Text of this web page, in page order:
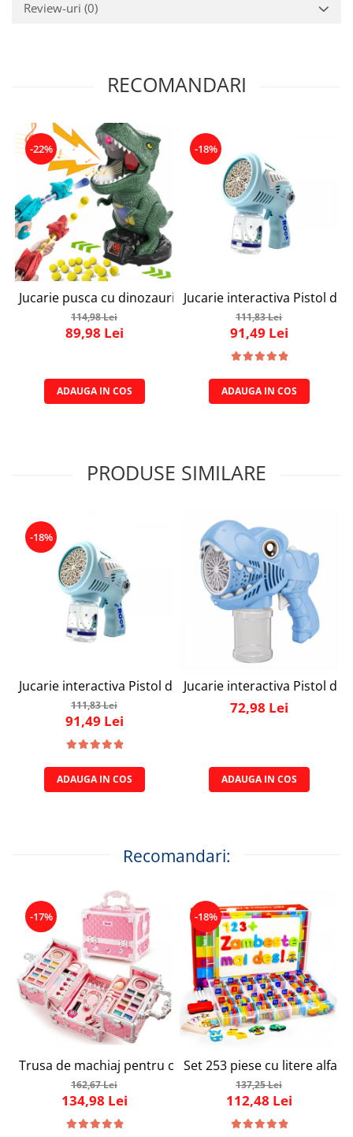
Review-uri (0)
RECOMANDARI
-22%
Jucarie pusca cu dinozauri, Simply Joy, cu tinta, pentru
114,98 Lei
89,98 Lei
ADAUGA IN COS
-18%
Jucarie interactiva Pistol de
111,83 Lei
91,49 Lei
ADAUGA IN COS
PRODUSE SIMILARE
-18%
Jucarie interactiva Pistol de facut baloane cu sapun,
111,83 Lei
91,49 Lei
ADAUGA IN COS
Jucarie interactiva Pistol de
72,98 Lei
ADAUGA IN COS
Recomandari:
-17%
Trusa de machiaj pentru copii, Set Make-Up Simply
162,67 Lei
134,98 Lei
-18%
Set 253 piese cu litere
137,25 Lei
112,48 Lei